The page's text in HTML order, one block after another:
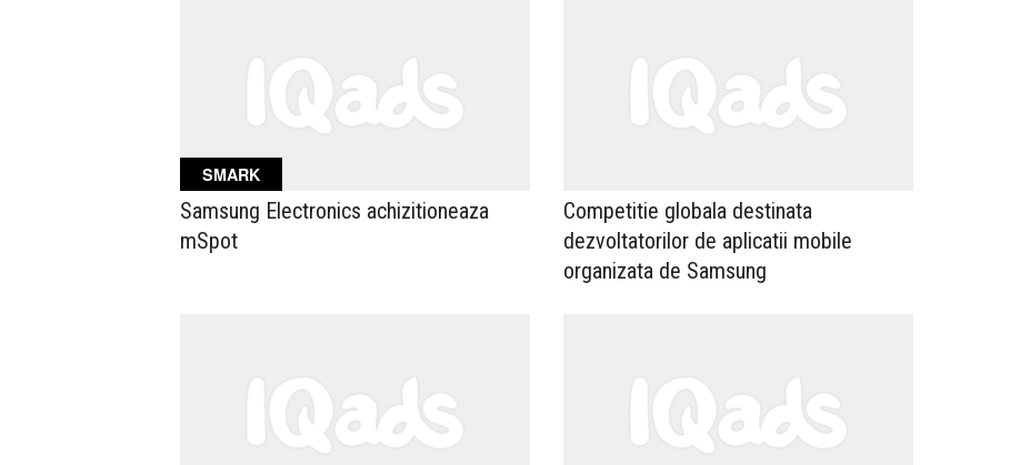
SMARK
Samsung Electronics achizitioneaza
mSpot
Competitie globala destinata
dezvoltatorilor de aplicatii mobile
organizata de Samsung